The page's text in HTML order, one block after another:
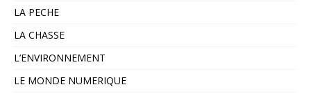
LA PECHE
LA CHASSE
L’ENVIRONNEMENT
LE MONDE NUMERIQUE